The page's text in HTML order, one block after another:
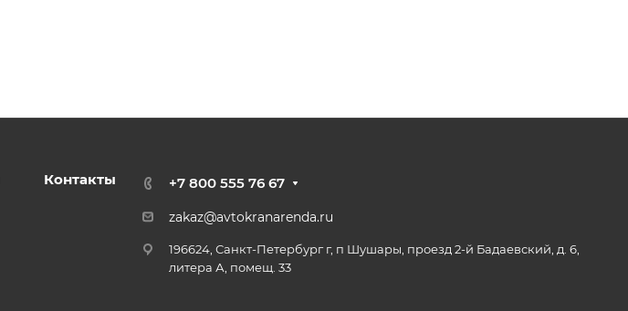
Контакты +7 800 555 76 67
zakaz@avtokranarenda.ru
196624, Санкт-Петербург г, п Шушары, проезд 2-й Бадаевский, д. 6,
литера А, помещ. 33